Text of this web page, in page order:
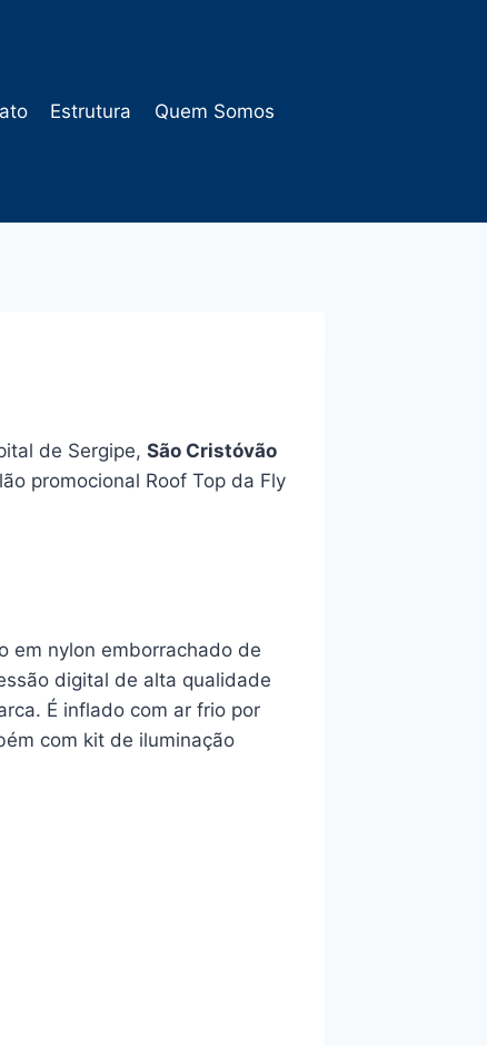
Estrutura Quem Somos
de Sergipe, São Cristóvão
promocional Roof Top da Fly
em nylon emborrachado de
digital de alta qualidade
É inflado com ar frio por
com kit de iluminação